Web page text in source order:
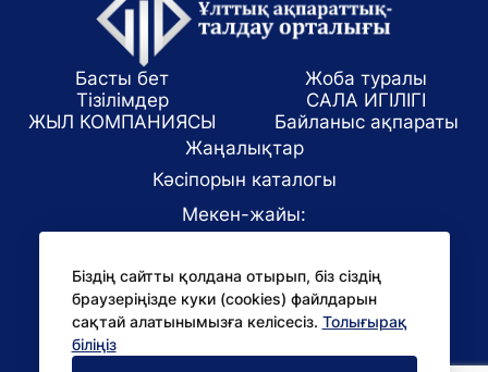
Біздің сайтты қолдана отырып, біз сіздің
браузеріңізде куки (cookies) файлдарын
сақтай алатынымызға келісесіз. Толығырақ
біліңіз
Басты бет
Жоба туралы
Тізілімдер
САЛА ИГІЛІГІ
ЖЫЛ КОМПАНИЯСЫ
Байланыс ақпараты
Жаңалықтар
Кәсіпорын каталогы
Мекен-жайы:
E-mail:
office@niac.kz